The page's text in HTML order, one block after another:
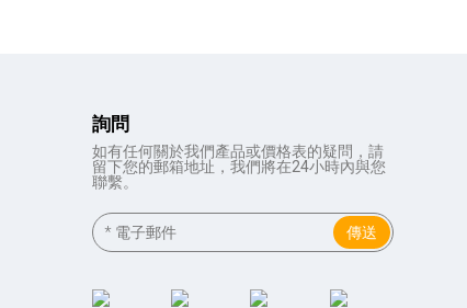
詢問
如有任何關於我們產品或價格表的疑問，請
留下您的郵箱地址，我們將在24小時內與您
聯繫。
傳送